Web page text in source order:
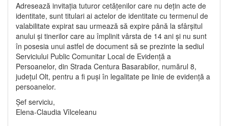
Adresează invitația tuturor cetățenilor care nu dețin acte de
identitate, sunt titulari ai actelor de identitate cu termenul de
valabilitate expirat sau urmează să expire până la sfârșitul
anului și tinerilor care au împlinit vârsta de 14 ani și nu sunt
în posesia unui astfel de document să se prezinte la sediul
Serviciului Public Comunitar Local de Evidență a
Persoanelor, din Strada Centura Basarabilor, numărul 8,
județul Olt, pentru a fi puși în legalitate pe linie de evidență a
persoanelor.
Șef serviciu,
Elena-Claudia Vîlceleanu